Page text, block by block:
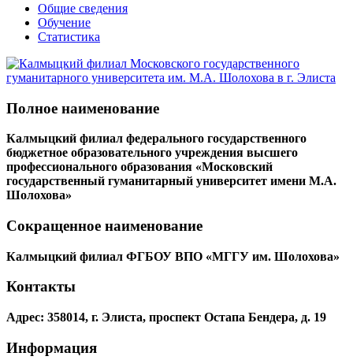
Общие сведения
Обучение
Статистика
Полное наименование
Калмыцкий филиал федерального государственного
бюджетное образовательного учреждения высшего
профессионального образования «Московский
государственный гуманитарный университет имени М.А.
Шолохова»
Сокращенное наименование
Калмыцкий филиал ФГБОУ ВПО «МГГУ им. Шолохова»
Контакты
Адрес: 358014, г. Элиста, проспект Остапа Бендера, д. 19
Информация